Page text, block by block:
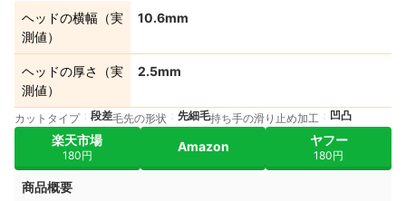
ヘッドの横幅（実
測値）
10.6mm
ヘッドの厚さ（実
測値）
2.5mm
カットタイプ 段差毛先の形状 先細毛持ち手の滑り止め加工 凹凸
楽天市場
180円
Amazon ヤフー
180円
商品概要